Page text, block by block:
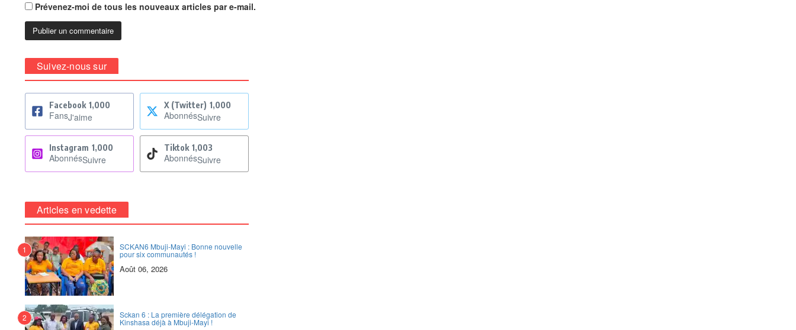
Prévenez-moi de tous les nouveaux articles par e-mail.
Suivez-nous sur
Facebook 1,000
FansJ'aime
X (Twitter) 1,000
AbonnésSuivre
Instagram 1,000
AbonnésSuivre
Tiktok 1,003
AbonnésSuivre
Articles en vedette
1 SCKAN6 Mbuji-Mayi : Bonne nouvelle
pour six communautés !
Août 06, 2026
2 Sckan 6 : ‎La première délégation de
Kinshasa déjà à Mbuji-Mayi !